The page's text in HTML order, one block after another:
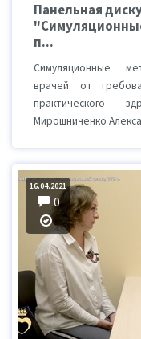
Панельная
п...
Симуляционные
врачей: от
практического
Мирошниченко
16.04.2021
0